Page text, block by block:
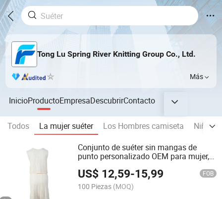
Tong Lu Spring River Knitting Group Co., Ltd.
Más
InicioProductoEmpresaDescubrirContacto
Todos La mujer suéter Los Hombres camiseta
Niño
Conjunto de suéter sin mangas de
punto personalizado OEM para mujer,
US$ 12,59-15,99 FOB
100 Piezas (MOQ)